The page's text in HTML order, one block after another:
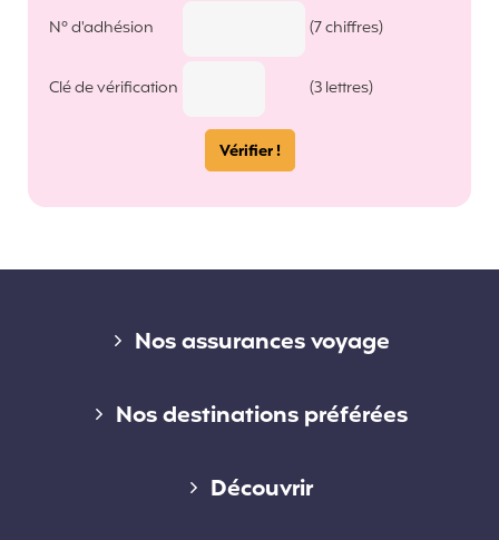
N° d'adhésion
(7 chiffres)
Clé de vérification (3 lettres)
Nos assurances voyage
Assurance voyage courte durée
Nos destinations préférées
Assurance voyage en Australie
Découvrir